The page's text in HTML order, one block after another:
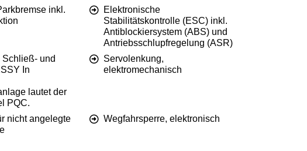
inkl.
Elektronische
Stabilitätskontrolle (ESC) inkl.
Antiblockiersystem (ABS) und
Antriebsschlupfregelung (ASR)
und
In
lautet der
PQC.
Servolenkung,
elektromechanisch
nicht angelegte
Wegfahrsperre, elektronisch